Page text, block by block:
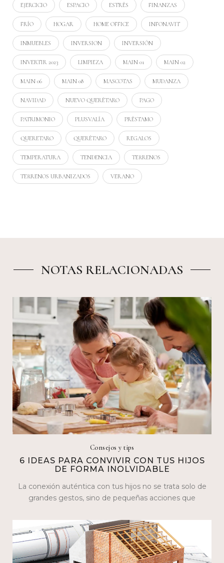
EJERCICIO ESPACIO ESTRÉS FINANZAS
FRÍO HOGAR HOME OFFICE INFONAVIT
INMUEBLES INVERSION INVERSIÓN
INVERTIR 2023 LIMPIEZA MAIN 01 MAIN 02
MAIN 06 MAIN 08 MASCOTAS MUDANZA
NAVIDAD NUEVO QUERÉTARO PAGO
PATRIMONIO PLUSVALÍA PRÉSTAMO
QUERETARO QUERÉTARO REGALOS
TEMPERATURA TENDENCIA TERRENOS
TERRENOS URBANIZADOS VERANO
NOTAS RELACIONADAS
Consejos y tips
6 IDEAS PARA CONVIVIR CON TUS HIJOS
DE FORMA INOLVIDABLE
La conexión auténtica con tus hijos no se trata solo de
grandes gestos, sino de pequeñas acciones que